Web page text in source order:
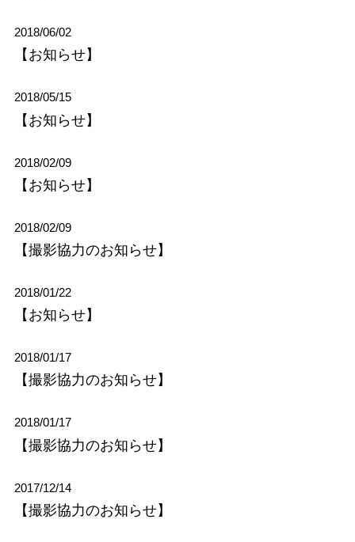
2018/06/02
【お知らせ】
2018/05/15
【お知らせ】
2018/02/09
【お知らせ】
2018/02/09
【撮影協力のお知らせ】
2018/01/22
【お知らせ】
2018/01/17
【撮影協力のお知らせ】
2018/01/17
【撮影協力のお知らせ】
2017/12/14
【撮影協力のお知らせ】